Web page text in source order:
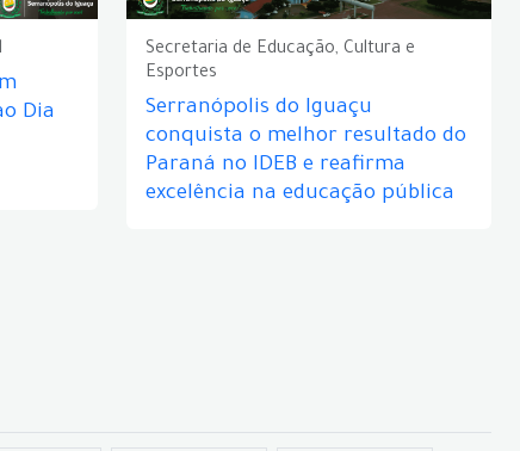
Dia
Secretaria de Educação, Cultura e
Esportes
Serranópolis do Iguaçu
conquista o melhor resultado do
Paraná no IDEB e reafirma
excelência na educação pública